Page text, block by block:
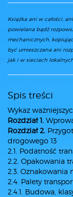
Książka ani w całości,
powielana bądź
mechanicznych,
być umieszczana ani
jak i w sieciach
Spis treści
Wykaz
Rozdział 1.
Rozdział 2.
drogowego 13
2.1. Podatność
2.2. Opakowania
2.3. Oznakowania
2.4. Palety
2.4.1. Budowa,